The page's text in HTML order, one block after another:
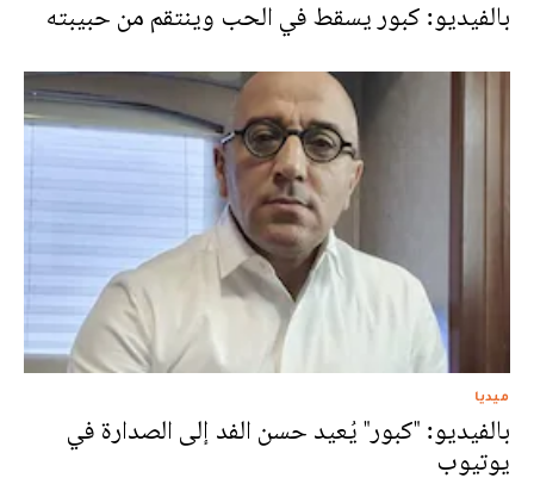
بالفيديو: كبور يسقط في الحب وينتقم من حبيبته
ميديا
بالفيديو: "كبور" يُعيد حسن الفد إلى الصدارة في
يوتيوب